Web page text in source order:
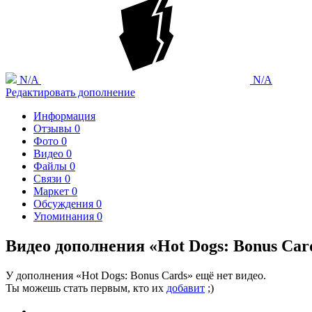
N/A
N/A
Редактировать дополнение
Информация
Отзывы 0
Фото 0
Видео 0
Файлы 0
Связи 0
Маркет 0
Обсуждения 0
Упоминания 0
Видео дополнения «Hot Dogs: Bonus
У дополнения «Hot Dogs: Bonus Cards» ещё нет видео.
Ты можешь стать первым, кто их добавит ;)